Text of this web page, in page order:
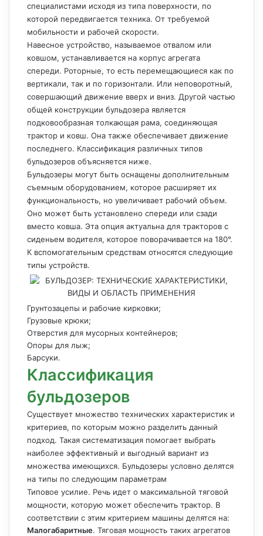
специалистами исходя из типа поверхности, по
которой передвигается техника. От требуемой
мобильности и рабочей скорости.
Навесное устройство, называемое отвалом или
ковшом, устанавливается на корпус агрегата
спереди. Роторные, то есть перемещающиеся как по
вертикали, так и по горизонтали. Или неповоротный,
совершающий движение вверх и вниз. Другой частью
общей конструкции бульдозера является
подковообразная толкающая рама, соединяющая
трактор и ковш. Она также обеспечивает движение
последнего. Классификация различных типов
бульдозеров объясняется ниже.
Бульдозеры могут быть оснащены дополнительным
съемным оборудованием, которое расширяет их
функциональность, но увеличивает рабочий объем.
Оно может быть установлено спереди или сзади
вместо ковша. Эта опция актуальна для тракторов с
сиденьем водителя, которое поворачивается на 180°.
К вспомогательным средствам относятся следующие
типы устройств.
Грунтозацепы и рабочие кирковки;
Грузовые крюки;
Отверстия для мусорных контейнеров;
Опоры для лыж;
Барсуки.
Классификация
бульдозеров
Существует множество технических характеристик и
критериев, по которым можно разделить данный
подход. Такая систематизация помогает выбрать
наиболее эффективный и выгодный вариант из
множества имеющихся. Бульдозеры условно делятся
на типы по следующим параметрам
Типовое усилие. Речь идет о максимальной тяговой
мощности, которую может обеспечить трактор. В
соответствии с этим критерием машины делятся на:
Малогабаритные. Тяговая мощность таких агрегатов